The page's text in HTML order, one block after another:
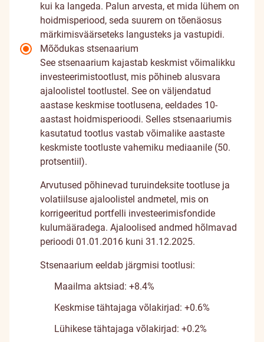
kui ka langeda. Palun arvesta, et mida lühem on
hoidmisperiood, seda suurem on tõenäosus
märkimisväärseteks langusteks ja vastupidi.
Mõõdukas stsenaarium
See stsenaarium kajastab keskmist võimalikku
investeerimistootlust, mis põhineb alusvara
ajaloolistel tootlustel. See on väljendatud
aastase keskmise tootlusena, eeldades 10-
aastast hoidmisperioodi. Selles stsenaariumis
kasutatud tootlus vastab võimalike aastaste
keskmiste tootluste vahemiku mediaanile (50.
protsentiil).
Arvutused põhinevad turuindeksite tootluse ja
volatiilsuse ajaloolistel andmetel, mis on
korrigeeritud portfelli investeerimisfondide
kulumääradega. Ajaloolised andmed hõlmavad
perioodi 01.01.2016 kuni 31.12.2025.
Stsenaarium eeldab järgmisi tootlusi:
Maailma aktsiad: +8.4%
Keskmise tähtajaga võlakirjad: +0.6%
Lühikese tähtajaga võlakirjad: +0.2%